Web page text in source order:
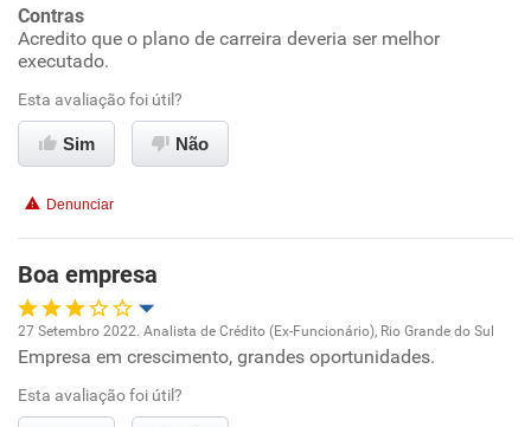
Conciliação com a vida familiar
Benefícios
Contras
Acredito que o plano de carreira deveria ser melhor
executado.
Esta avaliação foi útil?
Sim Não
Denunciar
Boa empresa
Oportunidade de promoção
Ambiente de trabalho
27 Setembro 2022. Analista de Crédito (Ex-Funcionário), Rio Grande do Sul
Empresa em crescimento, grandes oportunidades.
Esta avaliação foi útil?